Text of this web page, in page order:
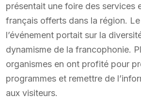
présentait une foire des services
français offerts dans la région.
l’événement portait sur la
dynamisme de la francophonie.
organismes en ont profité pour
programmes et remettre de
aux visiteurs.